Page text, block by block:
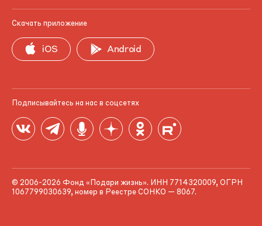
Скачать приложение
iOS Android
Подписывайтесь на нас в соцсетях
© 2006-2026 Фонд «Подари жизнь». ИНН 7714320009, ОГРН
1067799030639, номер в Реестре СОНКО — 8067.